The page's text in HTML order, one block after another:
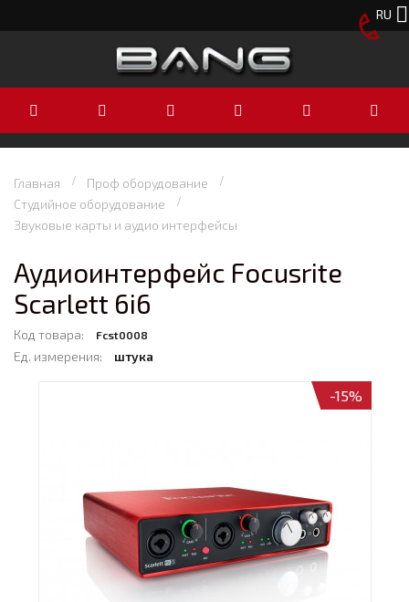
RU
Главная
Проф оборудование
Студийное оборудование
Звуковые карты и аудио интерфейсы
Аудиоинтерфейс Focusrite
Scarlett 6i6
Код товара: Fcst0008
Ед. измерения: штука
-15%